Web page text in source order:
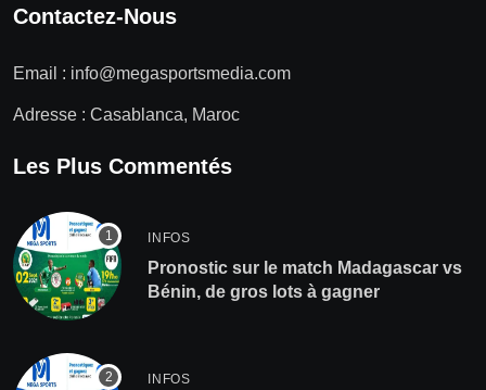
Contactez-Nous
Email : info@megasportsmedia.com
Adresse : Casablanca, Maroc
Les Plus Commentés
INFOS
Pronostic sur le match Madagascar vs
Bénin, de gros lots à gagner
INFOS